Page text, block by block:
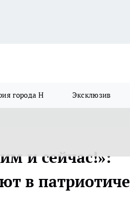
города Н Эксклюзив
и сейчас!»:
в